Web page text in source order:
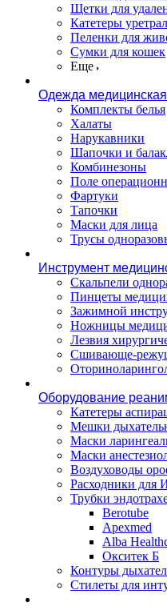
Щетки для
Катетеры
Пеленки для
Сумки для кошек
Еще
Одежда медицинская
Комплекты белья
Халаты
Нарукавники
Шапочки и
Комбинезоны
Поле
Фартуки
Тапочки
Маски для лица
Трусы
Инструмент
Скальпели
Пинцеты
Зажимной
Ножницы
Лезвия
Сшивающе-
Оборудование
Катетеры
Мешки
Маски
Маски
Воздуховоды
Расходники для
Трубки
Berotube
Apexmed
Alba
Окситек Б
Контуры
Стилеты для